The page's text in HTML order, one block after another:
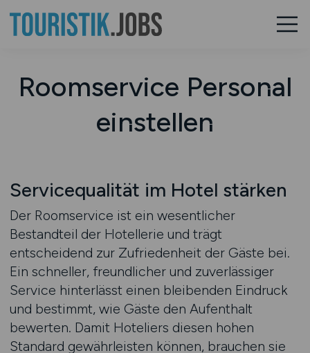
Roomservice Personal
einstellen
Servicequalität im Hotel stärken
Der Roomservice ist ein wesentlicher
Bestandteil der Hotellerie und trägt
entscheidend zur Zufriedenheit der Gäste bei.
Ein schneller, freundlicher und zuverlässiger
Service hinterlässt einen bleibenden Eindruck
und bestimmt, wie Gäste den Aufenthalt
bewerten. Damit Hoteliers diesen hohen
Standard gewährleisten können, brauchen sie